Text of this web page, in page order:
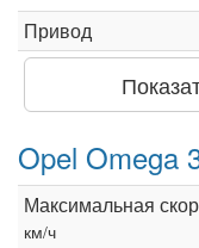
Привод
Opel Omega
Максимальная
км/ч